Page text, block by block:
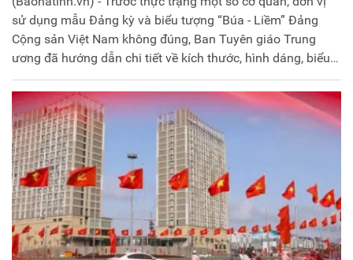
sử dụng mẫu Đảng kỳ và biểu tượng “Búa - Liềm” Đảng
Cộng sản Việt Nam không đúng, Ban Tuyên giáo Trung
ương đã hướng dẫn chi tiết về kích thước, hình dáng, biểu
tượng “Búa - Liềm”.